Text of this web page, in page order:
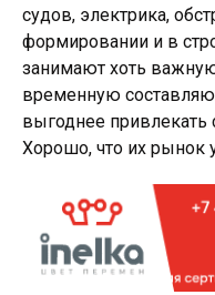
судов, электрика,
формировании и в
занимают хоть
временную
выгоднее привлекать
Хорошо, что их рынок